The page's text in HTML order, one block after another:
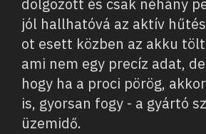
dolgozott és csak néhány
jól hallhatóvá az aktív
ot esett közben az akku
ami nem egy precíz adat,
hogy ha a proci pörög,
is, gyorsan fogy - a gyártó
üzemidő.